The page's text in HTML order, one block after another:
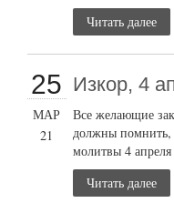
Читать далее
25
МАР
21
Изкор, 4
Все желающие
должны помнить,
молитвы 4
Читать далее